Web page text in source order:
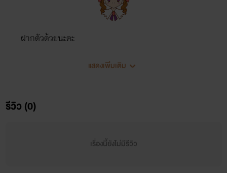
ฝากตัวด้วยนะคะ
แสดงเพิ่มเติม
รีวิว (0)
เรื่องนี้ยังไม่มีรีวิว